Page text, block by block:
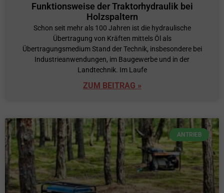
Funktionsweise der Traktorhydraulik bei
Holzspaltern
Schon seit mehr als 100 Jahren ist die hydraulische
Übertragung von Kräften mittels Öl als
Übertragungsmedium Stand der Technik, insbesondere bei
Industrieanwendungen, im Baugewerbe und in der
Landtechnik. Im Laufe
ZUM BEITRAG »
ANTRIEB